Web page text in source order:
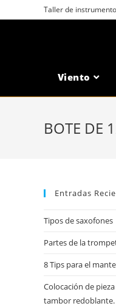
al
Taller de
Viento
BOTE DE
Entradas
Tipos de saxofones
Partes de la
8 Tips para el
Colocación de
tambor redoblante.